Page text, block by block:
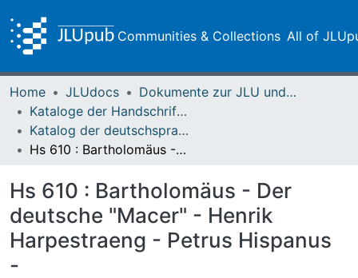
Communities & Collections All of
Home JLUdocs
Dokumente zur JLU und ihren Sammlungen
Kataloge der Handschriften der Universitätsbibliothek
Katalog der deutschsprachigen mittelalterlichen Handschriften – Seelbach
Hs 610 : Bartholomäus - Der deutsche "Macer" - Henrik Harpestraeng - Petrus Hispanus -
Hs 610 : Bartholomäus - Der
deutsche "Macer" - Henrik
Harpestraeng - Petrus Hispanus
-